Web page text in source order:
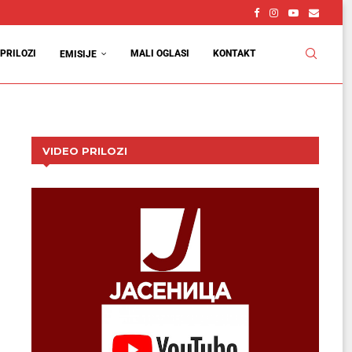
PRILOZI EMISIJE MALI OGLASI KONTAKT
VIDEO PRILOZI